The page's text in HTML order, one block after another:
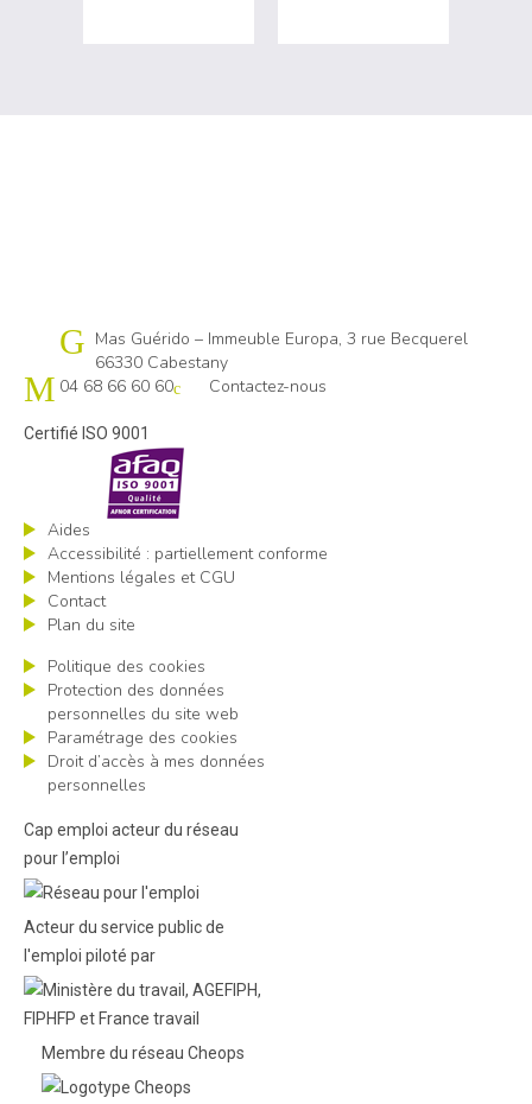
Cap emploi 66
Mas Guérido – Immeuble Europa, 3 rue Becquerel
66330 Cabestany
04 68 66 60 60
Contactez-nous
Certifié ISO 9001
Aides
Accessibilité : partiellement conforme
Mentions légales et CGU
Contact
Plan du site
Politique des cookies
Protection des données
personnelles du site web
Paramétrage des cookies
Droit d’accès à mes données
personnelles
Cap emploi acteur du réseau
pour l’emploi
Acteur du service public de
l'emploi piloté par
Membre du réseau Cheops